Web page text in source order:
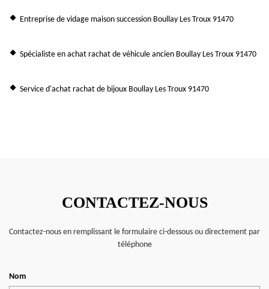
Entreprise de vidage maison succession Boullay Les Troux 91470
Spécialiste en achat rachat de véhicule ancien Boullay Les Troux 91470
Service d'achat rachat de bijoux Boullay Les Troux 91470
CONTACTEZ-NOUS
Contactez-nous en remplissant le formulaire ci-dessous ou directement par
téléphone
Nom